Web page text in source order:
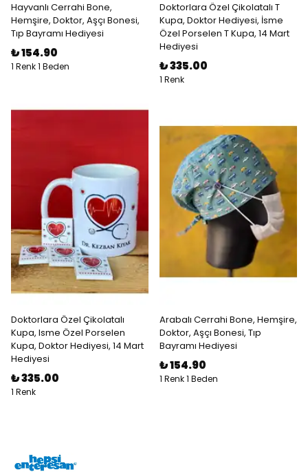
Hayvanlı Cerrahi Bone,
Hemşire, Doktor, Aşçı Bonesi,
Tıp Bayramı Hediyesi
₺ 154.90
1 Renk 1 Beden
Doktorlara Özel Çikolatalı T
Kupa, Doktor Hediyesi, İsme
Özel Porselen T Kupa, 14 Mart
Hediyesi
₺ 335.00
1 Renk
Doktorlara Özel Çikolatalı
Kupa, Isme Özel Porselen
Kupa, Doktor Hediyesi, 14 Mart
Hediyesi
₺ 335.00
1 Renk
Arabalı Cerrahi Bone, Hemşire,
Doktor, Aşçı Bonesi, Tıp
Bayramı Hediyesi
₺ 154.90
1 Renk 1 Beden